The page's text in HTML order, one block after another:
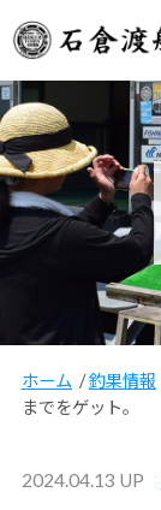
ホーム /釣果情報
までをゲット。
2024.04.13 UP